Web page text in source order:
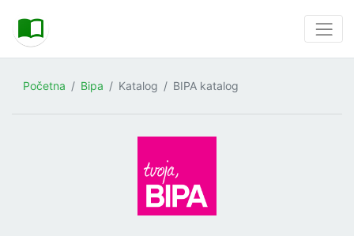
Početna Bipa Katalog BIPA katalog